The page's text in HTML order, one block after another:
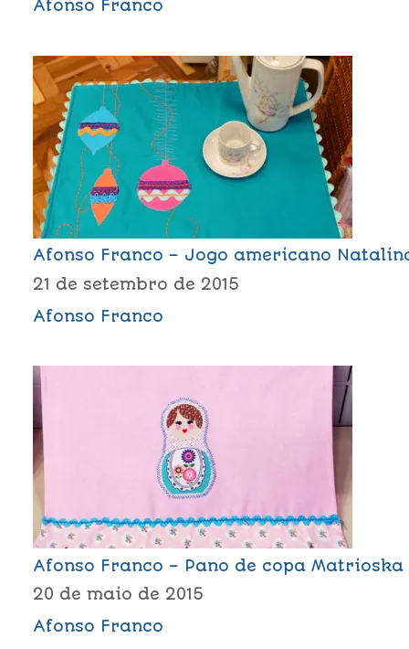
Afonso Franco
Afonso Franco – Jogo americano
21 de setembro de 2015
Afonso Franco
Afonso Franco – Pano de copa Matrioska
20 de maio de 2015
Afonso Franco